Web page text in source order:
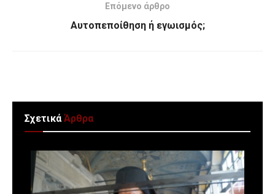
Επόμενο άρθρο
Αυτοπεποίθηση ή εγωισμός;
ΣχετικάΆρθρα